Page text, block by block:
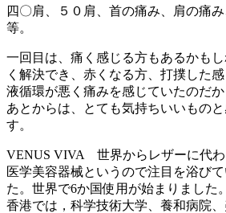
四〇肩、５０肩、首の痛み、肩の痛
等。
一回目は、痛く感じる方もあるかも
く解決でき、赤くなる方、打撲した
液循環が悪く痛みを感じていたのだか
あとからは、とても気持ちいいもの
す。
VENUS VIVA 世界からレザーに代わ
医学美容器械というので注目を浴び
た。世界で6か国使用が始まりました。
香港では，科学技術大学、養和病院